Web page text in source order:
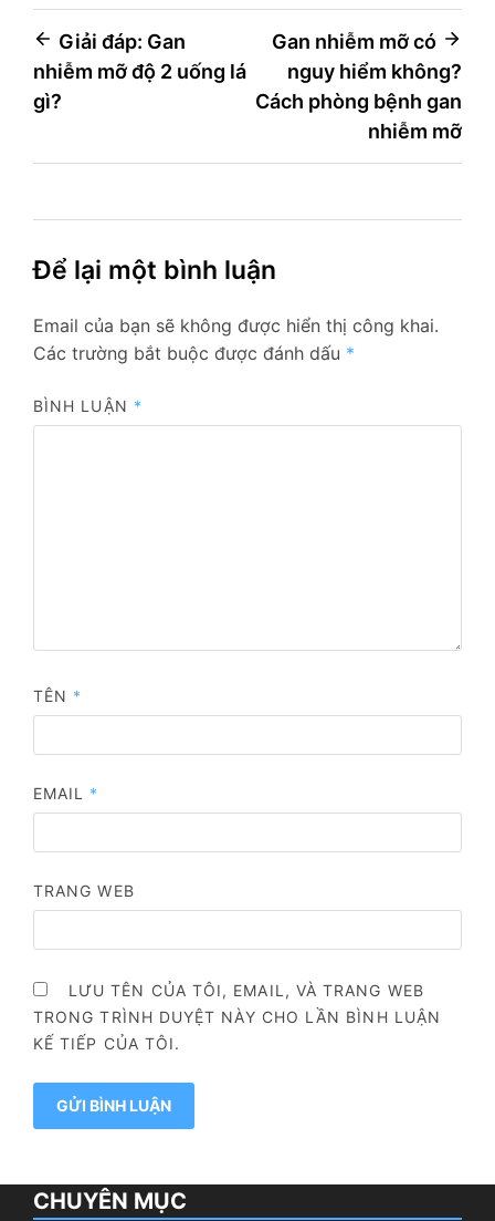
Điều
hướng
bài
viết
Giải đáp: Gan
nhiễm mỡ độ 2 uống lá
gì?
Gan nhiễm mỡ có
nguy hiểm không?
Cách phòng bệnh gan
nhiễm mỡ
Để lại một bình luận
Email của bạn sẽ không được hiển thị công khai.
Các trường bắt buộc được đánh dấu *
BÌNH LUẬN *
TÊN *
EMAIL *
TRANG WEB
LƯU TÊN CỦA TÔI, EMAIL, VÀ TRANG WEB
TRONG TRÌNH DUYỆT NÀY CHO LẦN BÌNH LUẬN
KẾ TIẾP CỦA TÔI.
CHUYÊN MỤC